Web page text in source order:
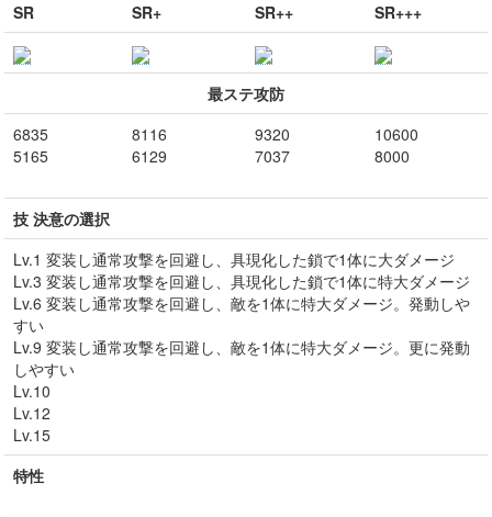
SR
SR+ SR++ SR+++
最ステ攻防
6835
5165
8116
6129
9320
7037
10600
8000
技 決意の選択
Lv.1 変装し通常攻撃を回避し、具現化した鎖で1体に大ダメージ
Lv.3 変装し通常攻撃を回避し、具現化した鎖で1体に特大ダメージ
Lv.6 変装し通常攻撃を回避し、敵を1体に特大ダメージ。発動しや
すい
Lv.9 変装し通常攻撃を回避し、敵を1体に特大ダメージ。更に発動
しやすい
Lv.10
Lv.12
Lv.15
特性